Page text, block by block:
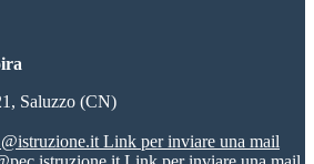
Saluzzo (CN)
Link per inviare una mail